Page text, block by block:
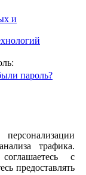
и
пароль?
трафика.
с
предоставлять